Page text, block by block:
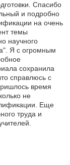
Спасибо
и подробно
на очень
темы
научного
Я с огромным
сохранила
справлюсь с
время
не
Еще
труда и